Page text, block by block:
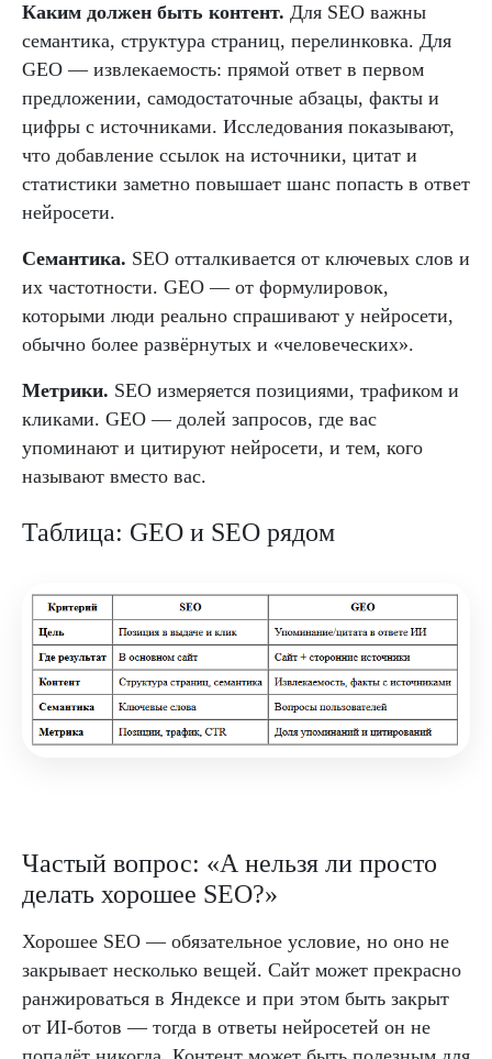
Каким должен быть контент. Для SEO важны
семантика, структура страниц, перелинковка. Для
GEO — извлекаемость: прямой ответ в первом
предложении, самодостаточные абзацы, факты и
цифры с источниками. Исследования показывают,
что добавление ссылок на источники, цитат и
статистики заметно повышает шанс попасть в ответ
нейросети.
Семантика. SEO отталкивается от ключевых слов и
их частотности. GEO — от формулировок,
которыми люди реально спрашивают у нейросети,
обычно более развёрнутых и «человеческих».
Метрики. SEO измеряется позициями, трафиком и
кликами. GEO — долей запросов, где вас
упоминают и цитируют нейросети, и тем, кого
называют вместо вас.
Таблица: GEO и SEO рядом
Частый вопрос: «А нельзя ли просто
делать хорошее SEO?»
Хорошее SEO — обязательное условие, но оно не
закрывает несколько вещей. Сайт может прекрасно
ранжироваться в Яндексе и при этом быть закрыт
от ИI-ботов — тогда в ответы нейросетей он не